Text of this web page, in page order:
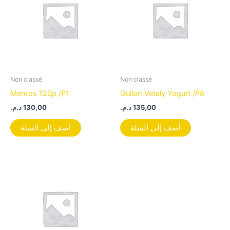
Non classé
Mentos 120p /P1
130,00د.م.
أضف إلى السلة
Non classé
Gullon Vetaly Yogurt /P8
135,00د.م.
أضف إلى السلة